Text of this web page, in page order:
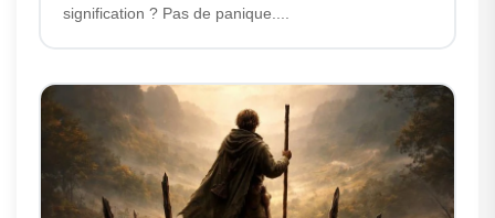
signification ? Pas de panique....